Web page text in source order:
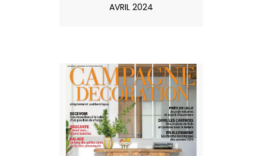
AVRIL 2024